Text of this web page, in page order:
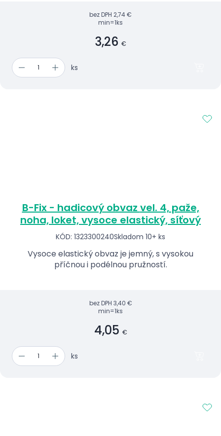
bez DPH 2,74 €
min=1ks
3,26 €
ks
B-Fix - hadicový obvaz vel. 4, paže,
noha, loket, vysoce elastický, síťový
KÓD: 1323300240Skladom 10+ ks
Vysoce elastický obvaz je jemný, s vysokou
příčnou i podélnou pružností.
bez DPH 3,40 €
min=1ks
4,05 €
ks